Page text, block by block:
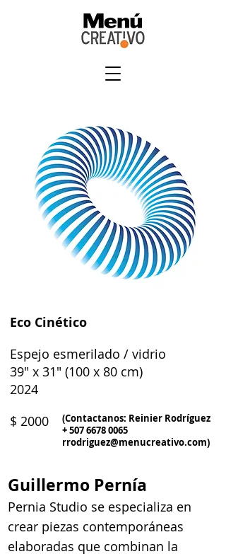
Eco Cinético
Espejo esmerilado / vidrio
39" x 31" (100 x 80 cm)
2024
$ 2000
(Contactanos: Reinier Rodríguez
+507 6678 0065
rrodriguez@menucreativo.com)
Guillermo Pernía
Pernia Studio se especializa en
crear piezas contemporáneas
elaboradas que combinan la